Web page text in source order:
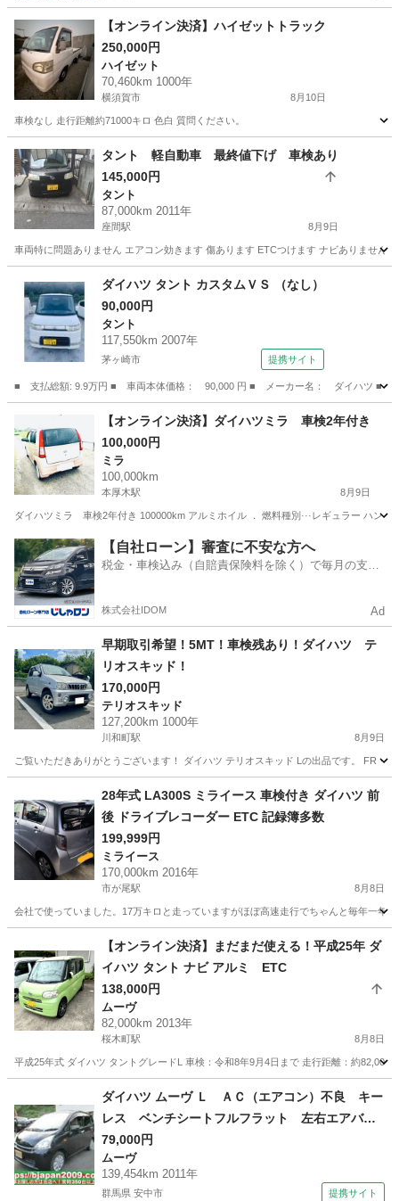
【オンライン決済】ハイゼットトラック
250,000円
ハイゼット
70,460km 1000年
横須賀市 8月10日
車検なし 走行距離約71000キロ 色白 質問ください。
神奈川 横須賀市 ハイゼット
タント 軽自動車 最終値下げ 車検あり
145,000円
タント
87,000km 2011年
座間駅 8月9日
車両特に問題ありません エアコン効きます 傷あります ETCつけます ナビありません
座間駅 タント 軽自動車
ダイハツ タント カスタムＶＳ （なし）
90,000円
タント
117,550km 2007年
茅ヶ崎市 提携サイト
■ 支払総額: 9.9万円 ■ 車両本体価格： 90,000 円 ■ メーカー名： ダイハツ ■
茅ヶ崎市 タント
【オンライン決済】ダイハツミラ 車検2年付き
100,000円
ミラ
100,000km
本厚木駅 8月9日
ダイハツミラ 車検2年付き 100000km アルミホイル ． 燃料種別···レギュラー ハンド
神奈川 厚木市 本厚木駅 ミラ ダイハツミラ
【自社ローン】審査に不安な方へ
税金・車検込み（自賠責保険料を除く）で毎月の支払
株式会社IDOM Ad
早期取引希望！5MT！車検残あり！ダイハツ テ
リオスキッド！
170,000円
テリオスキッド
127,200km 1000年
川和町駅 8月9日
ご覧いただきありがとうございます！ ダイハツ テリオスキッド Lの出品です。 FR・
川和町駅 テリオスキッド
28年式 LA300S ミライース 車検付き ダイハツ 前
後 ドライブレコーダー ETC 記録簿多数
199,999円
ミライース
170,000km 2016年
市が尾駅 8月8日
会社で使っていました。17万キロと走っていますがほぼ高速走行でちゃんと毎年一年
市が尾駅 ミライース
【オンライン決済】まだまだ使える！平成25年 ダ
イハツ タント ナビ アルミ ETC
138,000円
ムーヴ
82,000km 2013年
桜木町駅 8月8日
平成25年式 ダイハツ タントグレードL 車検：令和8年9月4日まで 走行距離：約
桜木町駅 ムーヴ ミッション
ダイハツ ムーヴ Ｌ ＡＣ（エアコン）不良 キー
レス ベンチシートフルフラット 左右エアバッ
ク パワステ フロントベンチシート ＡＢＳ
（検9.2）
79,000円
ムーヴ
139,454km 2011年
群馬県 安中市 提携サイト